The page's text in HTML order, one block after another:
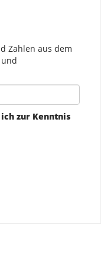
Zahlen aus dem
zur Kenntnis